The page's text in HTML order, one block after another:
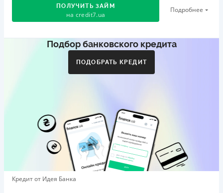
ПОЛУЧИТЬ ЗАЙМ
на credit7.ua
Подробнее
Акция: «Кешбэк за друга»
друг регистрируется и получает первый кредит (от
Бронзовый призер FinAwards 2026 «Лучшая программа
лояльности»
Первый займ
от 0,01%/день до 30 000 ₴
Повторный займ
Подбор банковского кредита
ПОДОБРАТЬ КРЕДИТ
Кредит от Идея Банка